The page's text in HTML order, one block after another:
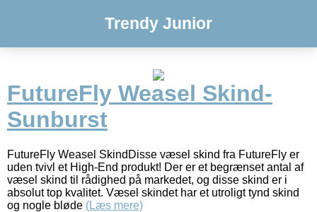
Trendy Junior
FutureFly Weasel Skind-
Sunburst
FutureFly Weasel SkindDisse væsel skind fra FutureFly er
uden tvivl et High-End produkt! Der er et begrænset antal af
væsel skind til rådighed på markedet, og disse skind er i
absolut top kvalitet. Væsel skindet har et utroligt tynd skind
og nogle bløde (Læs mere)